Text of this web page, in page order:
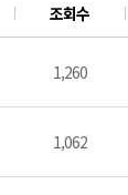
조회수
1,260
1,062